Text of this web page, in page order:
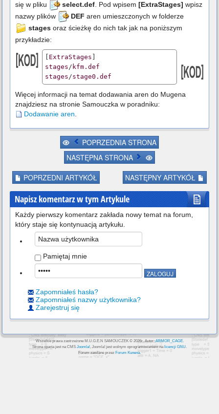
się w pliku
select.def. Pod wpisem [ExtraStages] wpisz
nazwy plików
DEF aren umieszczonych w folderze
stages oraz ścieżkę do nich tak jak na poniższym
przykładzie:
ExtraStages
stages/ kfm.def
stages/stage0.def
Więcej informacji na temat dodawania aren do Mugena
znajdziesz na stronie Samouczka w poradniku:
Dodawanie aren.
POPRZEDNIA STRONA
NASTĘPNA STRONA
POPRZEDNI ARTYKÓŁ NASTĘPNY ARTYKÓŁ
Napisz komentarz w tym Artykule
Każdy pierwszy komentarz zakłada nowy temat na forum,
który staje się kontynuacją artykułu.
Pamiętaj mnie
Zapomniałeś hasła?
Zapomniałeś nazwy użytkownika?
Zarejestruj się
Wszelkie prawa zastrzeżone M.U.G.E.N SAMOUCZEK © 2026r. Autor:ARMOR_CAGE.
Strona oparta jest na CMS Joomla!, Joomla! jest wolnym oprogramowaniem na licencji GNU.
Forum zasilane przez Forum Kunena.